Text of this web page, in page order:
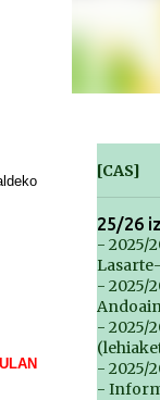
[CAS]
25/26
- 2025/
- 2025/
- 2025/
- 2025/
-